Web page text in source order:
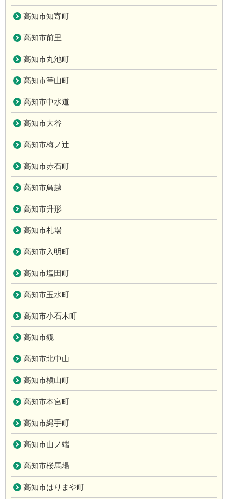
高知市知寄町
高知市前里
高知市丸池町
高知市筆山町
高知市中水道
高知市大谷
高知市梅ノ辻
高知市赤石町
高知市鳥越
高知市升形
高知市札場
高知市入明町
高知市塩田町
高知市玉水町
高知市小石木町
高知市鏡
高知市北中山
高知市槇山町
高知市本宮町
高知市縄手町
高知市山ノ端
高知市桜馬場
高知市はりまや町